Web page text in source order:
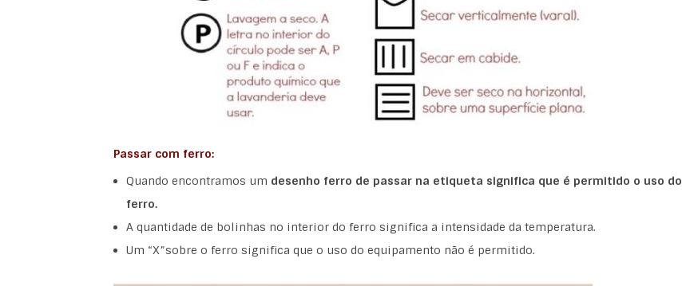
Passar com ferro:
Quando encontramos um desenho ferro de passar na etiqueta significa que é permitido o uso do
ferro.
A quantidade de bolinhas no interior do ferro significa a intensidade da temperatura.
Um “X”sobre o ferro significa que o uso do equipamento não é permitido.